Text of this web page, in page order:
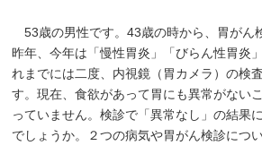
53歳の男性です。43歳の時から、胃がん
昨年、今年は「慢性胃炎」「びらん性胃炎
れまでには二度、内視鏡（胃カメラ）の検
す。現在、食欲があって胃にも異常がない
っていません。検診で「異常なし」の結果
でしょうか。２つの病気や胃がん検診につ